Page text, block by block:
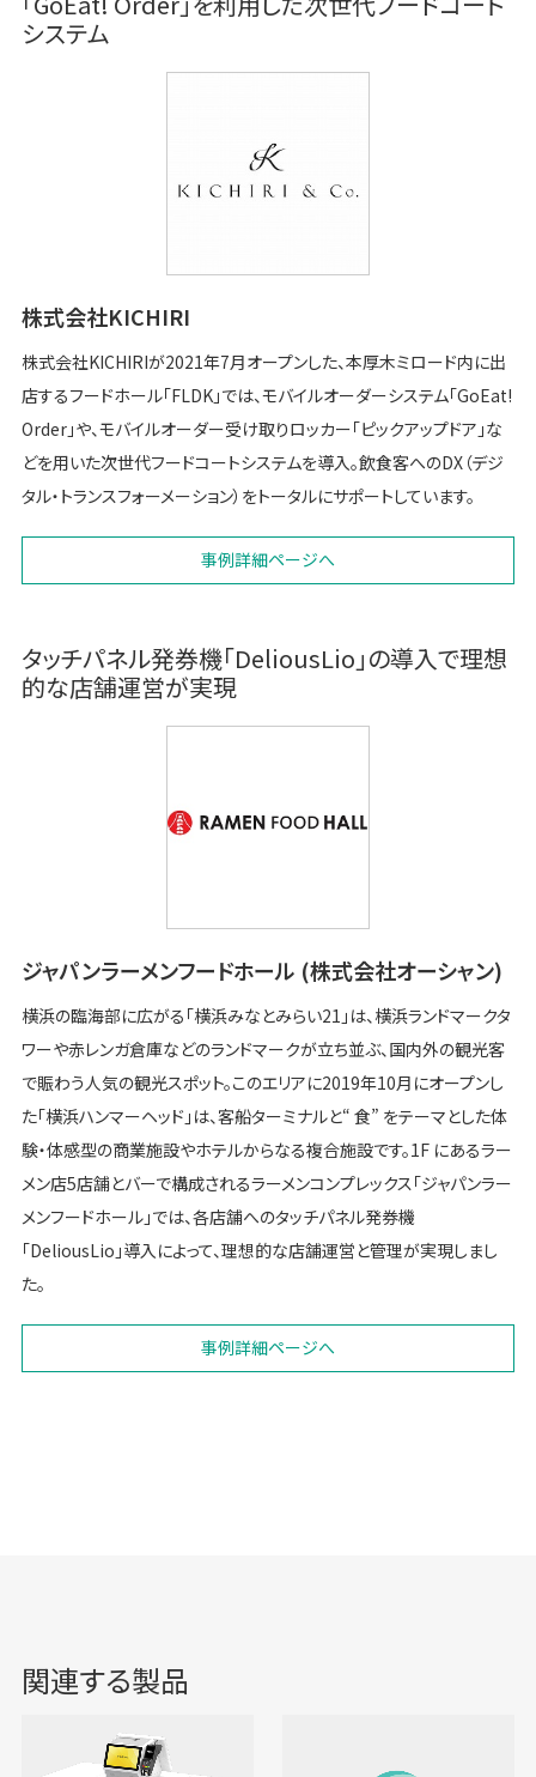
システム
株式会社KICHIRI
株式会社KICHIRIが2021年7月オープンした、本厚木ミロード内に出
店するフードホール「FLDK」では、モバイルオーダーシステム「GoEat!
Order」や、モバイルオーダー受け取りロッカー「ピックアップドア」な
どを用いた次世代フードコートシステムを導入。飲食客へのDX（デジ
タル・トランスフォーメーション）をトータルにサポートしています。
事例詳細ページへ
タッチパネル発券機「DeliousLio」の導入で理想
的な店舗運営が実現
ジャパンラーメンフードホール (株式会社オーシャン)
横浜の臨海部に広がる「横浜みなとみらい21」は、横浜ランドマークタ
ワーや赤レンガ倉庫などのランドマークが立ち並ぶ、国内外の観光客
で賑わう人気の観光スポット。このエリアに2019年10月にオープンし
た「横浜ハンマーヘッド」は、客船ターミナルと“ 食” をテーマとした体
験・体感型の商業施設やホテルからなる複合施設です。1F にあるラー
メン店5店舗とバーで構成されるラーメンコンプレックス「ジャパンラー
メンフードホール」では、各店舗へのタッチパネル発券機
「DeliousLio」導入によって、理想的な店舗運営と管理が実現しまし
た。
事例詳細ページへ
関連する製品